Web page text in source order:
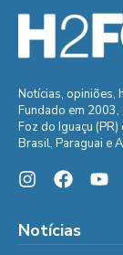
Notícias, opiniões,
Fundado em
Foz do Iguaçu
Brasil, Paraguai e
Notícias